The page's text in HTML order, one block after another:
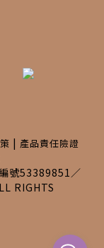
| 產品責任險證
號53389851／
RIGHTS